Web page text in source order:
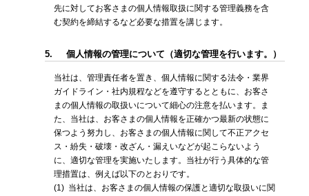
先に対してお客さまの個人情報取扱に関する管理義務を含
む契約を締結するなど必要な措置を講じます。
5. 個人情報の管理について（適切な管理を行います。）
当社は、管理責任者を置き、個人情報に関する法令・業界
ガイドライン・社内規程などを遵守するとともに、お客さ
まの個人情報の取扱いについて細心の注意を払います。ま
た、当社は、お客さまの個人情報を正確かつ最新の状態に
保つよう努力し、お客さまの個人情報に関して不正アクセ
ス・紛失・破壊・改ざん・漏えいなどが起こらないよう
に、適切な管理を実施いたします。当社が行う具体的な管
理措置は、例えば以下のとおりです。
(1) 当社は、お客さまの個人情報の保護と適切な取扱いに関